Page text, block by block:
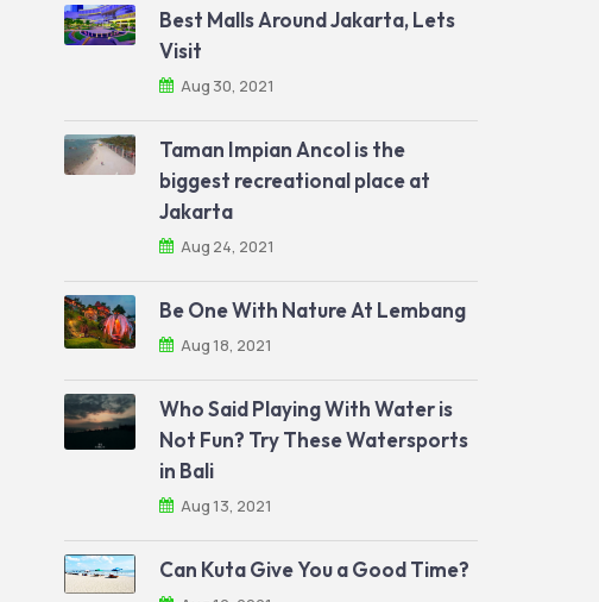
Best Malls Around Jakarta, Lets
Visit
Aug 30, 2021
Taman Impian Ancol is the
biggest recreational place at
Jakarta
Aug 24, 2021
Be One With Nature At Lembang
Aug 18, 2021
Who Said Playing With Water is
Not Fun? Try These Watersports
in Bali
Aug 13, 2021
Can Kuta Give You a Good Time?